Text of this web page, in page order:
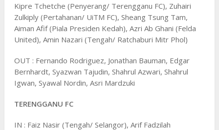
Kipre Tchetche (Penyerang/ Terengganu FC), Zuhairi
Zulkiply (Pertahanan/ UiTM FC), Sheang Tsung Tam,
Aiman Afif (Piala Presiden Kedah), Azri Ab Ghani (Felda
United), Amin Nazari (Tengah/ Ratchaburi Mitr Phol)
OUT : Fernando Rodriguez, Jonathan Bauman, Edgar
Bernhardt, Syazwan Tajudin, Shahrul Azwari, Shahrul
Igwan, Syawal Nordin, Asri Mardzuki
TERENGGANU FC
IN : Faiz Nasir (Tengah/ Selangor), Arif Fadzilah